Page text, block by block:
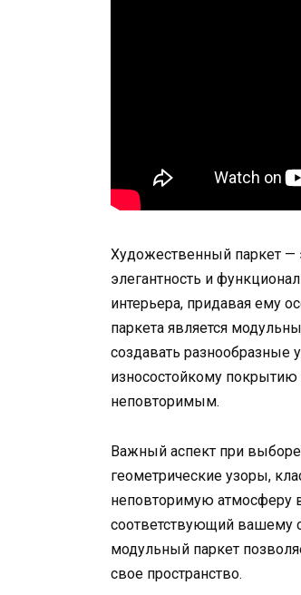
Художественный паркет —
элегантность и
интерьера, придавая ему
паркета является
создавать разнообразные
износостойкому покрытию
неповторимым.
Важный аспект при выборе
геометрические узоры,
неповторимую атмосферу
соответствующий вашему
модульный паркет
свое пространство.